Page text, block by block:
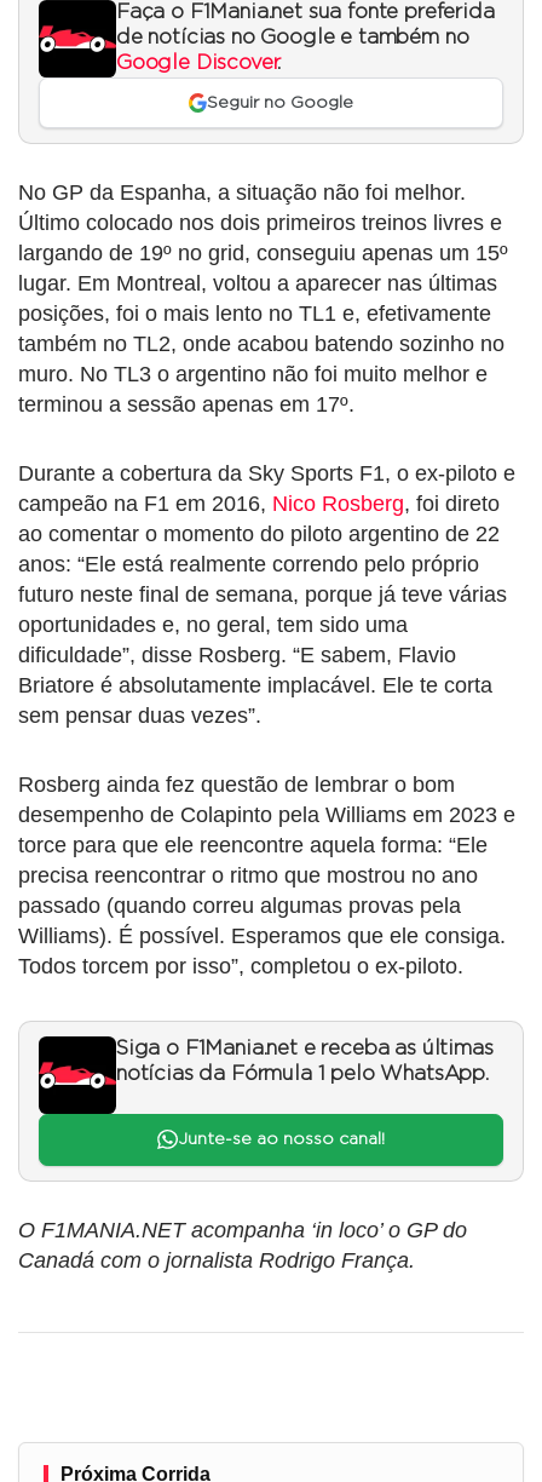
Faça o F1Mania.net sua fonte preferida
de notícias no Google e também no
Google Discover.
Seguir no Google
No GP da Espanha, a situação não foi melhor.
Último colocado nos dois primeiros treinos livres e
largando de 19º no grid, conseguiu apenas um 15º
lugar. Em Montreal, voltou a aparecer nas últimas
posições, foi o mais lento no TL1 e, efetivamente
também no TL2, onde acabou batendo sozinho no
muro. No TL3 o argentino não foi muito melhor e
terminou a sessão apenas em 17º.
Durante a cobertura da Sky Sports F1, o ex-piloto e
campeão na F1 em 2016, Nico Rosberg, foi direto
ao comentar o momento do piloto argentino de 22
anos: “Ele está realmente correndo pelo próprio
futuro neste final de semana, porque já teve várias
oportunidades e, no geral, tem sido uma
dificuldade”, disse Rosberg. “E sabem, Flavio
Briatore é absolutamente implacável. Ele te corta
sem pensar duas vezes”.
Rosberg ainda fez questão de lembrar o bom
desempenho de Colapinto pela Williams em 2023 e
torce para que ele reencontre aquela forma: “Ele
precisa reencontrar o ritmo que mostrou no ano
passado (quando correu algumas provas pela
Williams). É possível. Esperamos que ele consiga.
Todos torcem por isso”, completou o ex-piloto.
Siga o F1Mania.net e receba as últimas
notícias da Fórmula 1 pelo WhatsApp.
Junte-se ao nosso canal!
O F1MANIA.NET acompanha ‘in loco’ o GP do
Canadá com o jornalista Rodrigo França.
Próxima Corrida